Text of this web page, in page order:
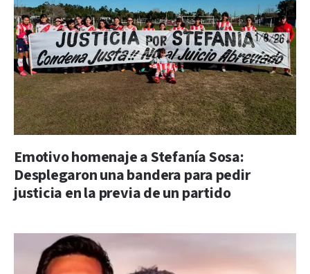
Emotivo homenaje a Stefanía Sosa:
Desplegaron una bandera para pedir
justicia en la previa de un partido